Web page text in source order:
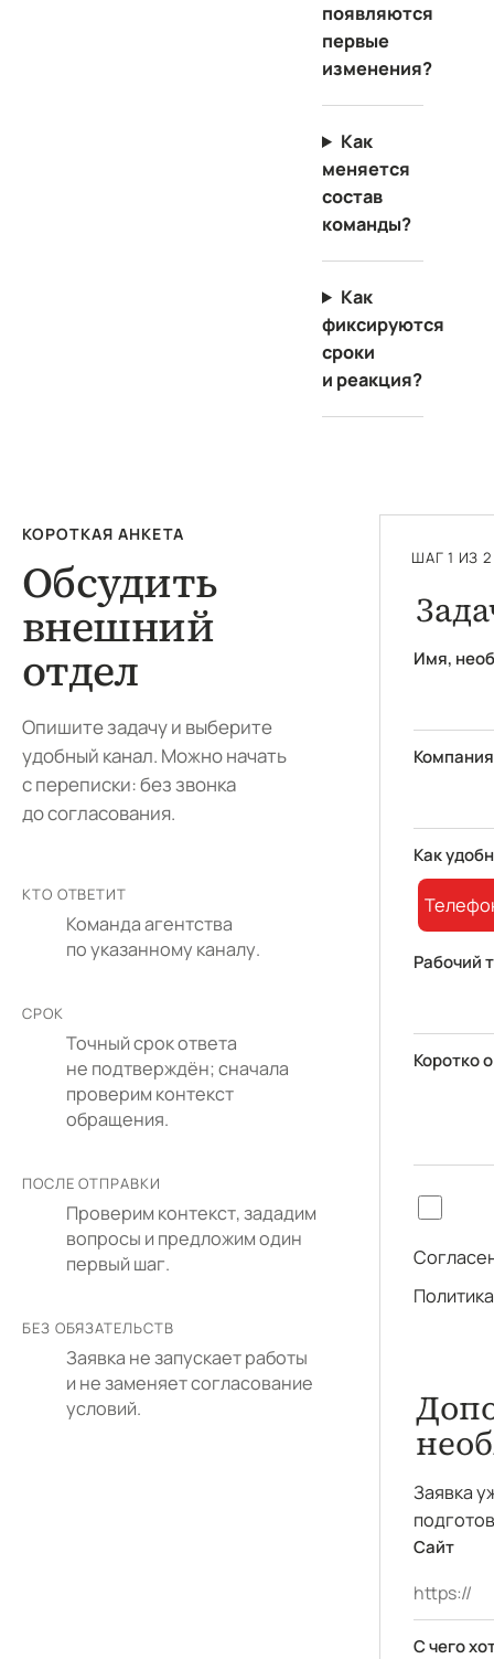
появляются
первые
изменения?
Как
меняется
состав
команды?
Как
фиксируются
сроки
и реакция?
КОРОТКАЯ АНКЕТА
Обсудить
внешний
отдел
Опишите задачу и выберите
удобный канал. Можно начать
с переписки: без звонка
до согласования.
КТО ОТВЕТИТ
Команда агентства
по указанному каналу.
СРОК
Точный срок ответа
не подтверждён; сначала
проверим контекст
обращения.
ПОСЛЕ ОТПРАВКИ
Проверим контекст, зададим
вопросы и предложим один
первый шаг.
БЕЗ ОБЯЗАТЕЛЬСТВ
Заявка не запускает работы
и не заменяет согласование
условий.
ШАГ 1 ИЗ 2
Имя,
Компания
Как
Рабочий
Коротко
Политика
Заявка
Сайт
С чего